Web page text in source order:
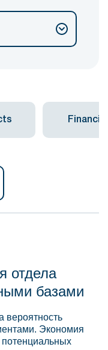
Financial
отдела
базами
вероятность
Экономия